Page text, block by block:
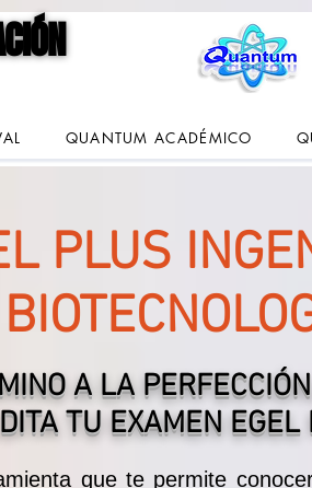
QUANTUM ACADÉMICO
PLUS
A LA
TU EXAMEN EGEL
que te permite